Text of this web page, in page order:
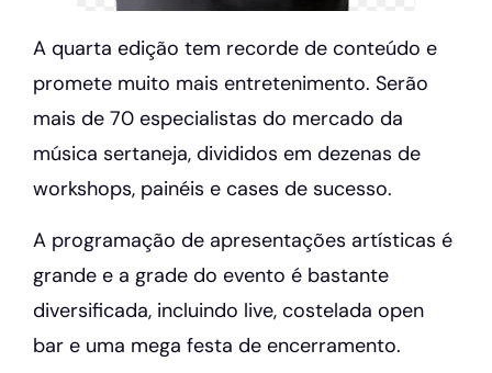
A quarta edição tem recorde de conteúdo e
promete muito mais entretenimento. Serão
mais de 70 especialistas do mercado da
música sertaneja, divididos em dezenas de
workshops, painéis e cases de sucesso.
A programação de apresentações artísticas é
grande e a grade do evento é bastante
diversificada, incluindo live, costelada open
bar e uma mega festa de encerramento.